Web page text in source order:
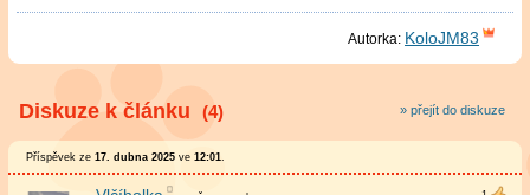
Autorka: KoloJM83
» přejít do diskuze
Diskuze k článku (4)
Příspěvek ze 17. dubna 2025ve 12:01.